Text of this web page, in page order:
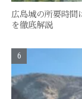
広島城の所要時間
を徹底解説